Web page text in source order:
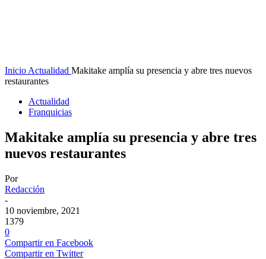
Inicio Actualidad Makitake amplía su presencia y abre tres nuevos
restaurantes
Actualidad
Franquicias
Makitake amplía su presencia y abre tres
nuevos restaurantes
Por
Redacción
-
10 noviembre, 2021
1379
0
Compartir en Facebook
Compartir en Twitter